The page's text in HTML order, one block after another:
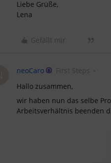
Liebe Grüße,
Lena
Gefällt mir
neoCaro First Steps
Hallo zusammen,
wir haben nun das selbe
Arbeitsverhältnis beenden